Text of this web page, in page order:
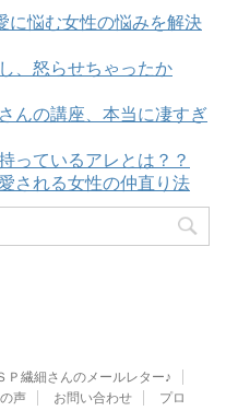
に悩む女性の悩みを解決
、怒らせちゃったか
んの講座、本当に凄すぎ
っているアレとは？？
される女性の仲直り法
Ｐ繊細さんのメールレター♪
声 お問い合わせ プロ